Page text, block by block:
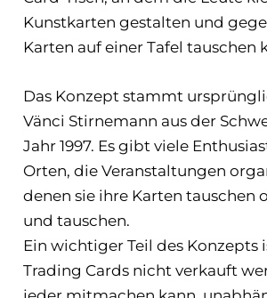
Kunstkarten gestalten und
Karten auf einer Tafel tauschen
Das Konzept stammt
Vänci Stirnemann aus der
Jahr 1997. Es gibt viele
Orten, die Veranstaltungen
denen sie ihre Karten tauschen
und tauschen.
Ein wichtiger Teil des Konzepts
Trading Cards nicht verkauft